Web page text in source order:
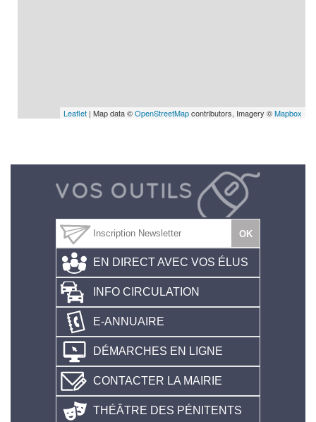
Leaflet | Map data ©OpenStreetMapcontributors, Imagery ©Mapbox
EN DIRECT AVEC VOS ÉLUS
INFO CIRCULATION
E-ANNUAIRE
DÉMARCHES EN LIGNE
CONTACTER LA MAIRIE
THÉÂTRE DES PÉNITENTS